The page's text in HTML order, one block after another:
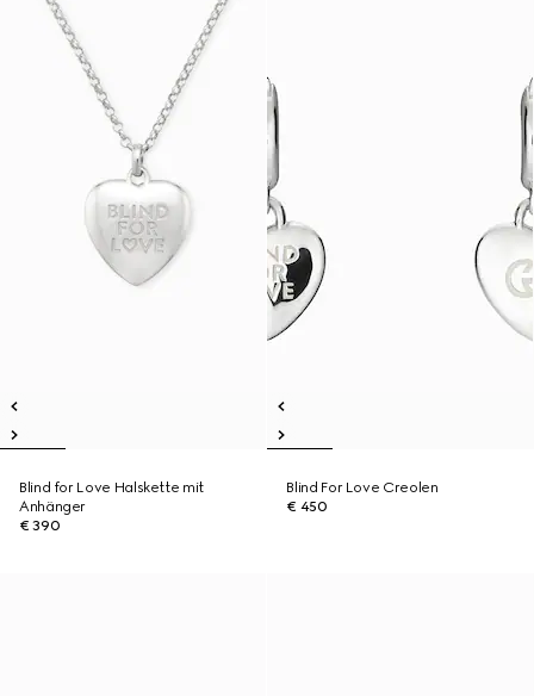
Blind for Love Halskette mit
Anhänger
€ 390
Blind For Love Creolen
€ 450